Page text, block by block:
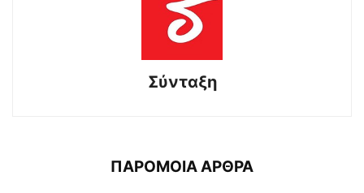
Σύνταξη
ΠΑΡΟΜΟΙΑ ΑΡΘΡΑ